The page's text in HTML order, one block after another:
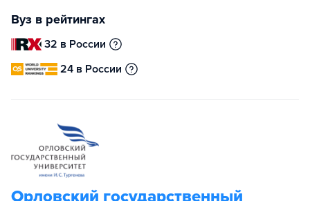
Вуз в рейтингах
32 в России
24 в России
Орловский государственный